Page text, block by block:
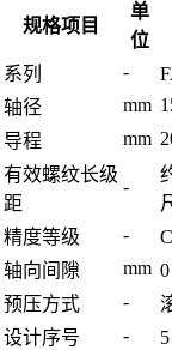
规格项目
单
位
系列 -
轴径
mm
导程
mm
有效螺纹长级
距
-
精度等级
-
轴向间隙
mm
预压方式
-
设计序号
-